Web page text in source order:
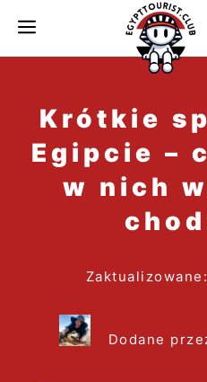
MENU
Krótkie
Egipcie –
w nich
Zaktualizowane:
Dodane